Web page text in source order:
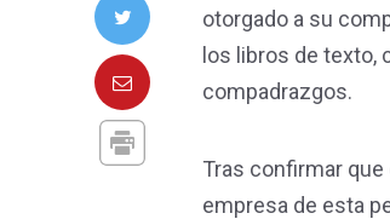
otorgado a su
los libros de texto,
compadrazgos.
Tras confirmar
empresa de esta